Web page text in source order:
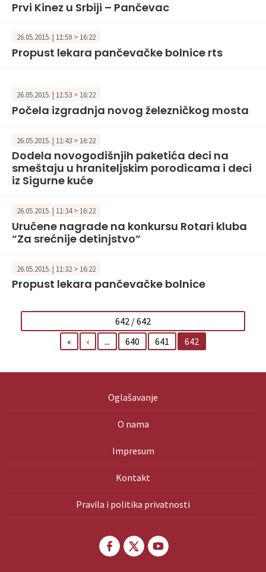
Prvi Kinez u Srbiji – Pančevac
26.05.2015. | 11:59 > 16:22
Propust lekara pančevačke bolnice rts
26.05.2015. | 11:53 > 16:22
Počela izgradnja novog železničkog mosta
26.05.2015. | 11:43 > 16:22
Dodela novogodišnjih paketića deci na
smeštaju u hraniteljskim porodicama i deci
iz Sigurne kuće
26.05.2015. | 11:34 > 16:22
Uručene nagrade na konkursu Rotari kluba
“Za srećnije detinjstvo“
26.05.2015. | 11:32 > 16:22
Propust lekara pančevačke bolnice
642 / 642
«
‹ ... 640 641 642
Oglašavanje
O nama
Impresum
Kontakt
Pravila i politika privatnosti